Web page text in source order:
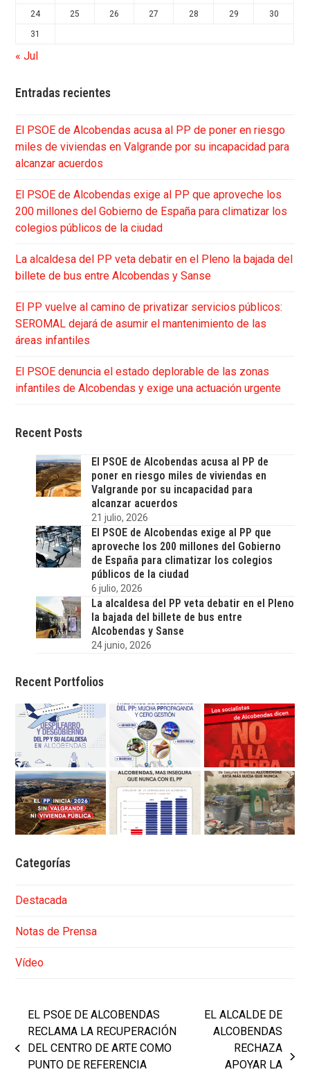
24 25 26 27 28 29 30
31
« Jul
Entradas recientes
El PSOE de Alcobendas acusa al PP de poner en riesgo
miles de viviendas en Valgrande por su incapacidad para
alcanzar acuerdos
El PSOE de Alcobendas exige al PP que aproveche los
200 millones del Gobierno de España para climatizar los
colegios públicos de la ciudad
La alcaldesa del PP veta debatir en el Pleno la bajada del
billete de bus entre Alcobendas y Sanse
El PP vuelve al camino de privatizar servicios públicos:
SEROMAL dejará de asumir el mantenimiento de las
áreas infantiles
El PSOE denuncia el estado deplorable de las zonas
infantiles de Alcobendas y exige una actuación urgente
Recent Posts
El PSOE de Alcobendas acusa al PP de
poner en riesgo miles de viviendas en
Valgrande por su incapacidad para
alcanzar acuerdos
21 julio, 2026
El PSOE de Alcobendas exige al PP que
aproveche los 200 millones del Gobierno
de España para climatizar los colegios
públicos de la ciudad
6 julio, 2026
La alcaldesa del PP veta debatir en el Pleno
la bajada del billete de bus entre
Alcobendas y Sanse
24 junio, 2026
Recent Portfolios
Categorías
Destacada
Notas de Prensa
Vídeo
previous
EL PSOE DE ALCOBENDAS
RECLAMA LA RECUPERACIÓN
DEL CENTRO DE ARTE COMO
PUNTO DE REFERENCIA
EL ALCALDE DE
ALCOBENDAS
RECHAZA
APOYAR LA